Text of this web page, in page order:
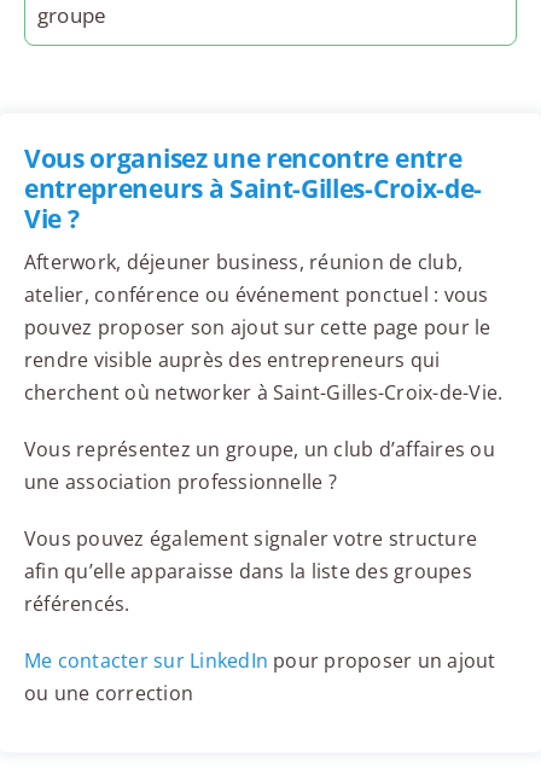
groupe
Vous organisez une rencontre entre
entrepreneurs à Saint-Gilles-Croix-de-
Vie ?
Afterwork, déjeuner business, réunion de club,
atelier, conférence ou événement ponctuel : vous
pouvez proposer son ajout sur cette page pour le
rendre visible auprès des entrepreneurs qui
cherchent où networker à Saint-Gilles-Croix-de-Vie.
Vous représentez un groupe, un club d’affaires ou
une association professionnelle ?
Vous pouvez également signaler votre structure
afin qu’elle apparaisse dans la liste des groupes
référencés.
Me contacter sur LinkedIn pour proposer un ajout
ou une correction